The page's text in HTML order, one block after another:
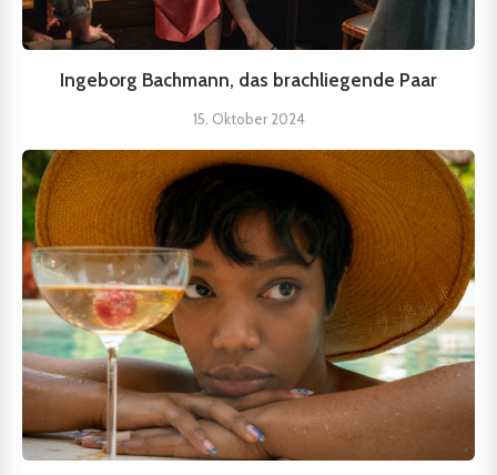
Ingeborg Bachmann, das brachliegende Paar
15. Oktober 2024